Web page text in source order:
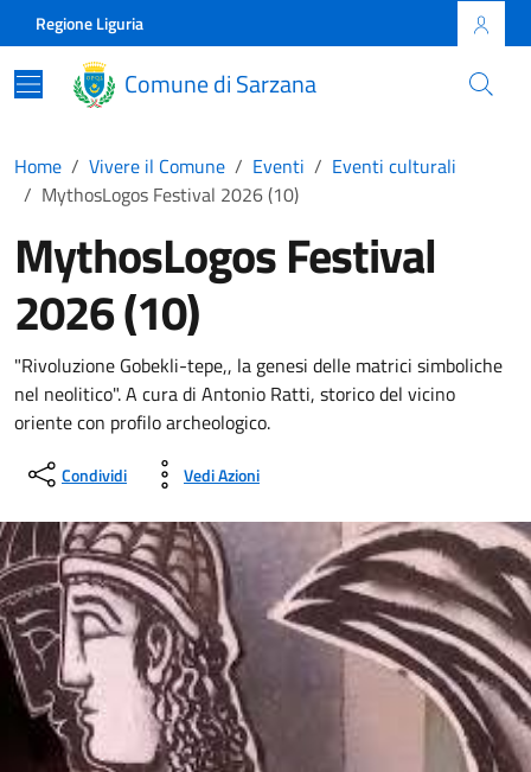
Skip to main content
Comune di Sarzana
Regione Liguria
Comune di Sarzana
Home Vivere il Comune Eventi
Eventi culturali
MythosLogos Festival 2026 (10)
MythosLogos Festival
2026 (10)
"Rivoluzione Gobekli-tepe,, la genesi delle matrici simboliche
nel neolitico". A cura di Antonio Ratti, storico del vicino
oriente con profilo archeologico.
Condividi Vedi Azioni